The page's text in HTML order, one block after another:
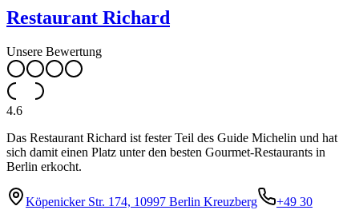
Restaurant Richard
Unsere Bewertung
4.6
Das Restaurant Richard ist fester Teil des Guide Michelin und hat
sich damit einen Platz unter den besten Gourmet-Restaurants in
Berlin erkocht.
Köpenicker Str. 174, 10997 Berlin Kreuzberg
+49 30